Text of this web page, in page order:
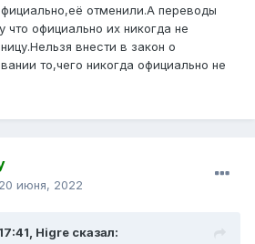
отменили.А переводы
что официально их никогда не
внести в закон о
то,чего никогда официально не
20 июня, 2022
Higre сказал: